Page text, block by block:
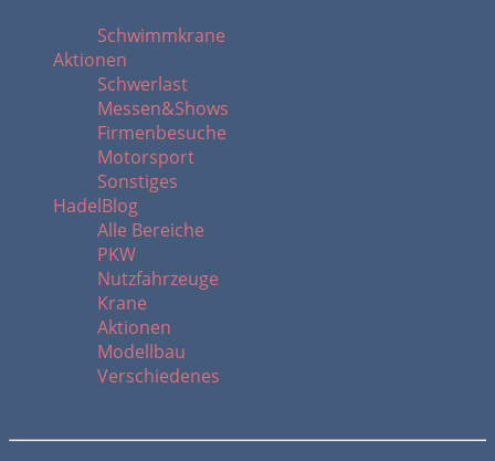
Schwimmkrane
Aktionen
Schwerlast
Messen&Shows
Firmenbesuche
Motorsport
Sonstiges
HadelBlog
Alle Bereiche
PKW
Nutzfahrzeuge
Krane
Aktionen
Modellbau
Verschiedenes